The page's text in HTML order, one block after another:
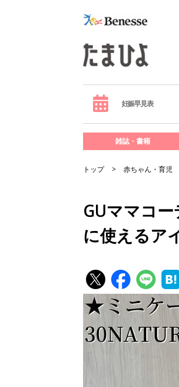
妊娠早見表
雑誌・書籍
トップ 赤ちゃん・育児
GUママコ
に使えるア